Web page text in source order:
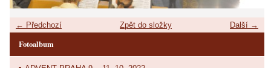
← Předchozí Další →
Zpět do složky
Fotoalbum